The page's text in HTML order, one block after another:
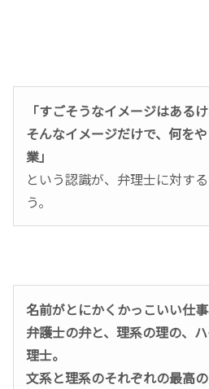
「すごそうなイメージはあるけ
そんなイメージだけで、何を
業」
という認識が、弁理士に対す
う。
名前がとにかくかっこいい仕事
弁護士の弁と、理系の理の、
理士。
文系と理系のそれぞれの最高